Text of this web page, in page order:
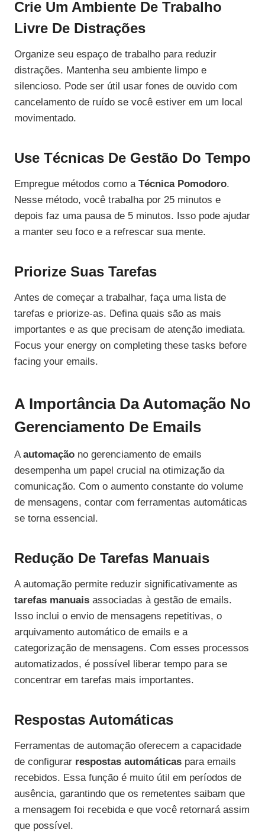
Crie Um Ambiente De Trabalho
Livre De Distrações
Organize seu espaço de trabalho para reduzir
distrações. Mantenha seu ambiente limpo e
silencioso. Pode ser útil usar fones de ouvido com
cancelamento de ruído se você estiver em um local
movimentado.
Use Técnicas De Gestão Do Tempo
Empregue métodos como a Técnica Pomodoro.
Nesse método, você trabalha por 25 minutos e
depois faz uma pausa de 5 minutos. Isso pode ajudar
a manter seu foco e a refrescar sua mente.
Priorize Suas Tarefas
Antes de começar a trabalhar, faça uma lista de
tarefas e priorize-as. Defina quais são as mais
importantes e as que precisam de atenção imediata.
Focus your energy on completing these tasks before
facing your emails.
A Importância Da Automação No
Gerenciamento De Emails
Aautomação no gerenciamento de emails
desempenha um papel crucial na otimização da
comunicação. Com o aumento constante do volume
de mensagens, contar com ferramentas automáticas
se torna essencial.
Redução De Tarefas Manuais
A automação permite reduzir significativamente as
tarefas manuais associadas à gestão de emails.
Isso inclui o envio de mensagens repetitivas, o
arquivamento automático de emails e a
categorização de mensagens. Com esses processos
automatizados, é possível liberar tempo para se
concentrar em tarefas mais importantes.
Respostas Automáticas
Ferramentas de automação oferecem a capacidade
de configurar respostas automáticas para emails
recebidos. Essa função é muito útil em períodos de
ausência, garantindo que os remetentes saibam que
a mensagem foi recebida e que você retornará assim
que possível.